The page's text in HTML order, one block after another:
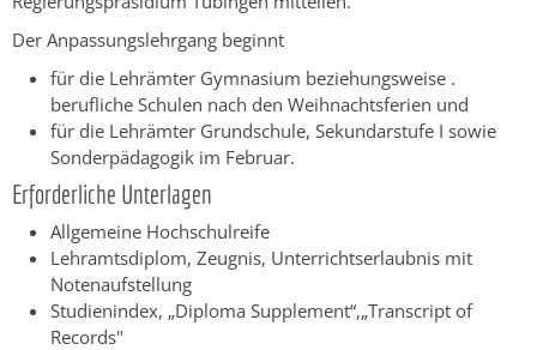
Der Anpassungslehrgang beginnt
für die Lehrämter Gymnasium beziehungsweise .
berufliche Schulen nach den Weihnachtsferien und
für die Lehrämter Grundschule, Sekundarstufe I sowie
Sonderpädagogik im Februar.
Erforderliche Unterlagen
Allgemeine Hochschulreife
Lehramtsdiplom, Zeugnis, Unterrichtserlaubnis mit
Notenaufstellung
Studienindex, „Diploma Supplement“,„Transcript of
Records"